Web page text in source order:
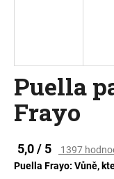
Puella
Frayo
Průměrné
hodnocení
produktu
5,0 / 5 1397
Puella Frayo: Vůně,
t
?